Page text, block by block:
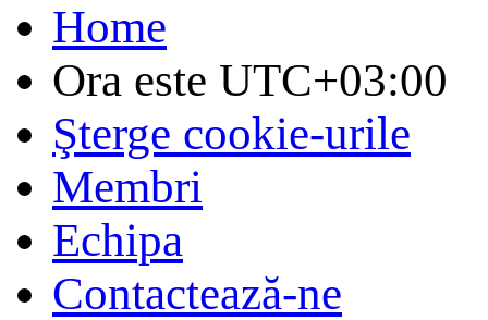
Home
Ora este UTC+03:00
Şterge cookie-urile
Membri
Echipa
Contactează-ne